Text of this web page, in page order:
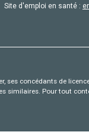
Site d'emploi en santé :
ses concédants de
similaires. Pour tout